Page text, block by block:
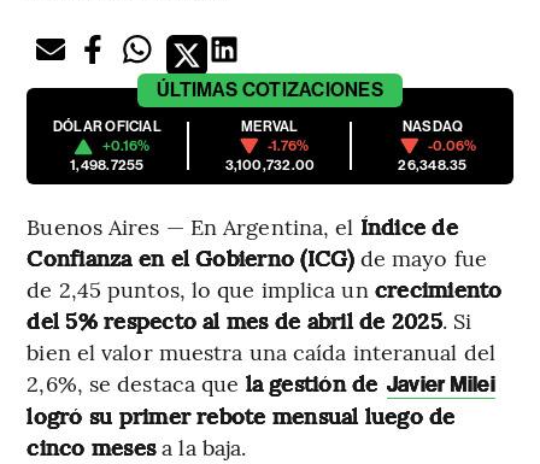
ÚLTIMAS COTIZACIONES
DÓLAR OFICIAL
+0.16%
1,498.7255
MERVAL
-1.76%
3,100,732.00
NASDAQ
-0.06%
26,348.35
Buenos Aires — En Argentina, el Índice de
Confianza en el Gobierno (ICG) de mayo fue
de 2,45 puntos, lo que implica uncrecimiento
del 5% respecto al mes de abril de 2025. Si
bien el valor muestra una caída interanual del
2,6%, se destaca que la gestión de Javier Milei
logró su primer rebote mensual luego de
cinco mesesa la baja.